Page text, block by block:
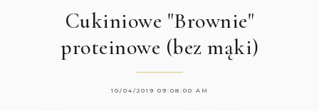
Cukiniowe "Brownie"
proteinowe (bez mąki)
10/04/2019 09:08:00 AM